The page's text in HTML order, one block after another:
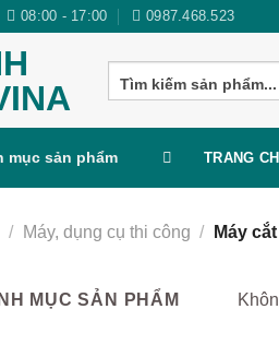
08:00 - 17:00 0987.468.523
Search
for:
mục sản phẩm TRANG
/ Máy, dụng cụ thi công / Máy
MỤC SẢN PHẨM